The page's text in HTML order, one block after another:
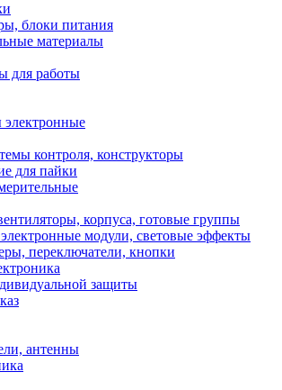
блоки питания
материалы
для работы
контроля, конструкторы
для пайки
корпуса, готовые группы
модули, световые эффекты
переключатели, кнопки
защиты
антенны